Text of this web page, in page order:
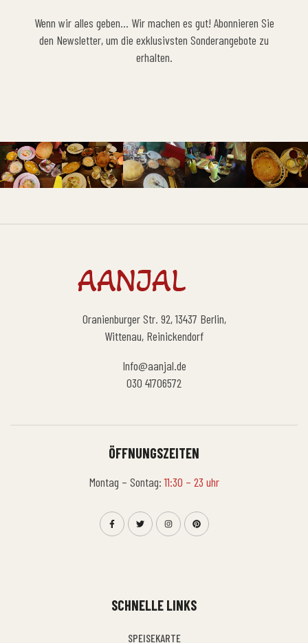
Wenn wir alles geben… Wir machen es gut! Abonnieren Sie
den Newsletter, um die exklusivsten Sonderangebote zu
erhalten.
Oranienburger Str. 92, 13437 Berlin,
Wittenau, Reinickendorf
Info@aanjal.de
030 41706572
SCHNELLE LINKS
SPEISEKARTE
ÖFFNUNGSZEITEN
Montag – Sontag:11:30 – 23 uhr